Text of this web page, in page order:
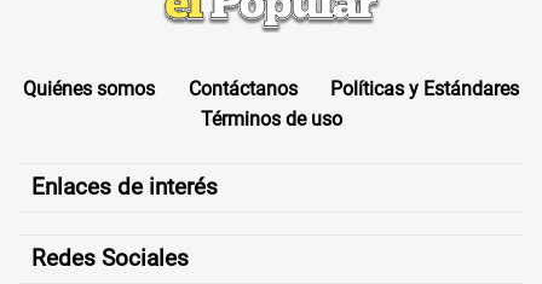
Quiénes somos Contáctanos
Políticas y Estándares
Términos de uso
Enlaces de interés
Redes Sociales